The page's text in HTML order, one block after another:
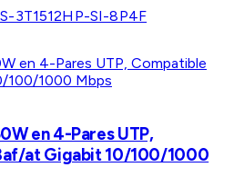
3T1512HP-SI-8P4F
en 4-Pares UTP,
at Gigabit 10/100/1000